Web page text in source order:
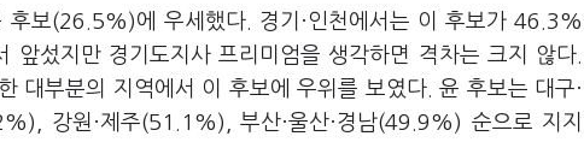
보(26.5%)에 우세했다. 경기·인천에서는 이 후보가 46.3%
섰지만 경기도지사 프리미엄을 생각하면 격차는 크지 않다.
대부분의 지역에서 이 후보에 우위를 보였다. 윤 후보는 대구·
강원·제주(51.1%), 부산·울산·경남(49.9%) 순으로 지지